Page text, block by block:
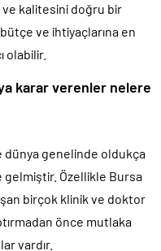
ve kalitesini doğru bir
ve ihtiyaçlarına en
olabilir.
karar verenler nelere
dünya genelinde oldukça
Özellikle Bursa
birçok klinik ve doktor
önce mutlaka
vardır.